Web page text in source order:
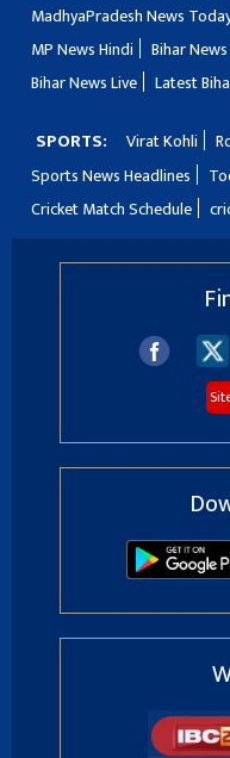
MadhyaPradesh News
MP News Hindi
Bihar
Bihar News Live
Latest
SPORTS: Virat Kohli
Sports News Headlines
Cricket Match Schedule